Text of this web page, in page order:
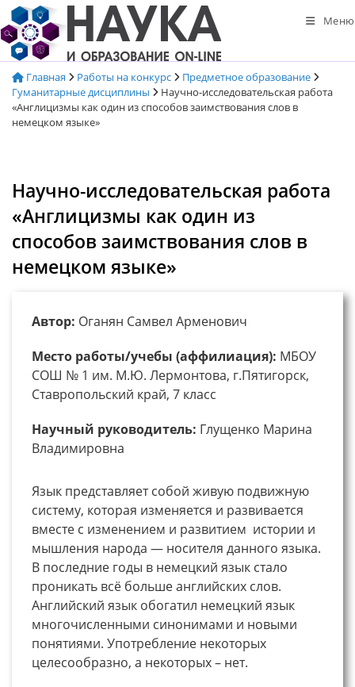
Перейти
к
содержимому
Меню
Главная Работы на конкурс
Предметное образование
Гуманитарные дисциплины
Научно-исследовательская работа
«Англицизмы как один из способов заимствования слов в
немецком языке»
Научно-исследовательская работа
«Англицизмы как один из
способов заимствования слов в
немецком языке»
Автор: Оганян Самвел Арменович
Место работы/учебы (аффилиация): МБОУ
СОШ № 1 им. М.Ю. Лермонтова, г.Пятигорск,
Ставропольский край, 7 класс
Научный руководитель: Глущенко Марина
Владимировна
Язык представляет собой живую подвижную
систему, которая изменяется и развивается
вместе с изменением и развитием истории и
мышления народа — носителя данного языка.
В последние годы в немецкий язык стало
проникать всё больше английских слов.
Английский язык обогатил немецкий язык
многочисленными синонимами и новыми
понятиями. Употребление некоторых
целесообразно, а некоторых – нет.